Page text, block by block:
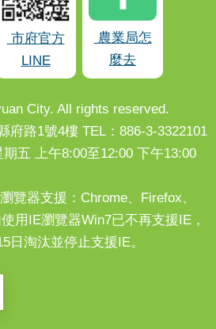
市府官方
LINE
農業局怎
麼去
City. All rights reserved.
府路1號4樓 TEL：886-3-3322101
五 上午8:00至12:00 下午13:00
覽器支援：Chrome、Firefox、
用IE瀏覽器Win7已不再支援IE，
日淘汰並停止支援IE。